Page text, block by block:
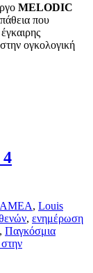
MELODIC
που
ογκολογική
AMEA, Louis
, ενημέρωση
, Παγκόσμια